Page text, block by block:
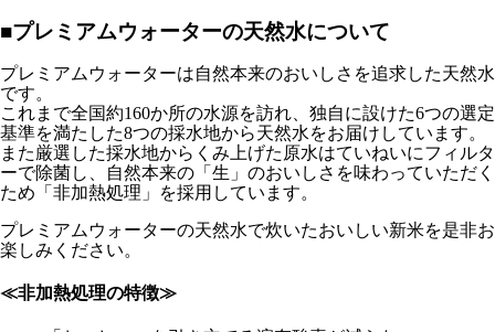
■プレミアムウォーターの天然水について
プレミアムウォーターは自然本来のおいしさを追求した天然水
です。
これまで全国約160か所の水源を訪れ、独自に設けた6つの選定
基準を満たした8つの採水地から天然水をお届けしています。
また厳選した採水地からくみ上げた原水はていねいにフィルタ
ーで除菌し、自然本来の「生」のおいしさを味わっていただく
ため「非加熱処理」を採用しています。
プレミアムウォーターの天然水で炊いたおいしい新米を是非お
楽しみください。
≪非加熱処理の特徴≫